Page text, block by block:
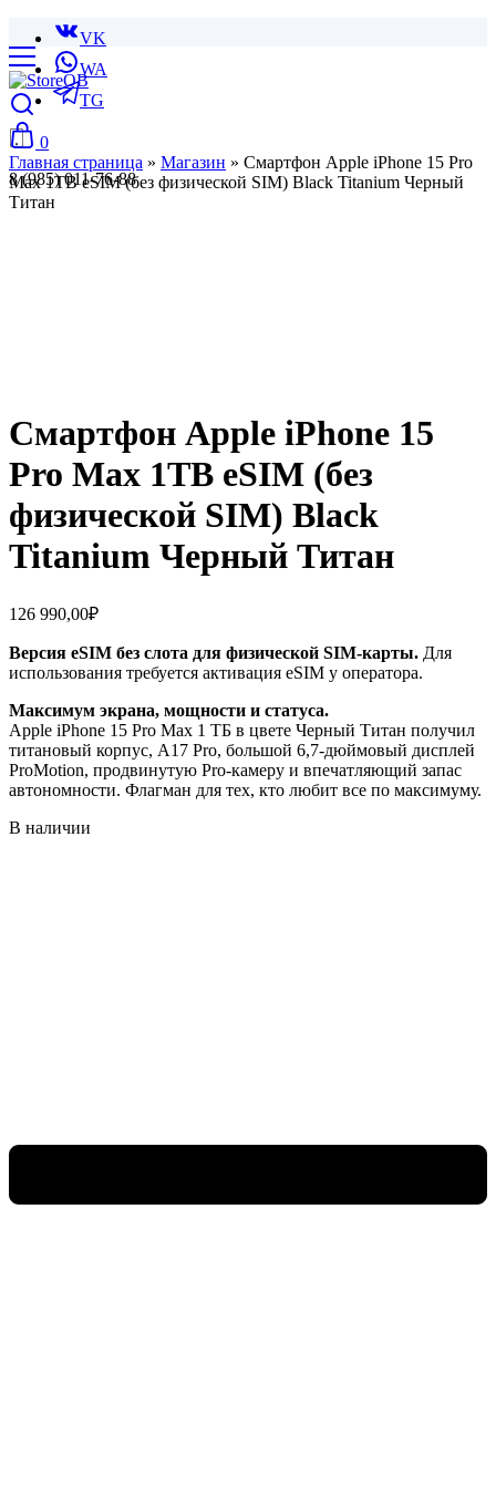
VK
WA
TG
8 (985) 011-76-88
0
Главная страница » Магазин » Смартфон Apple iPhone 15 Pro
Max 1TB eSIM (без физической SIM) Black Titanium Черный
Титан
Смартфон Apple iPhone 15
Pro Max 1TB eSIM (без
физической SIM) Black
Titanium Черный Титан
126 990,00₽
Версия eSIM без слота для физической SIM-карты. Для
использования требуется активация eSIM у оператора.
Максимум экрана, мощности и статуса.
Apple iPhone 15 Pro Max 1 ТБ в цвете Черный Титан получил
титановый корпус, A17 Pro, большой 6,7‑дюймовый дисплей
ProMotion, продвинутую Pro‑камеру и впечатляющий запас
автономности. Флагман для тех, кто любит все по максимуму.
В наличии